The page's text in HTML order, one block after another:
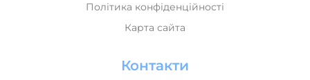
Політика конфіденційності
Карта сайта
Контакти